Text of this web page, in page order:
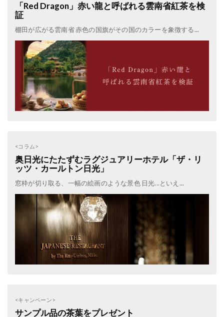
「Red Dragon」赤い龍と呼ばれる雲南省紅茶を検
証
棚田が広がる雲南省 赤色の国旗がその国のカラーを象徴する...
<コラム>
奥日光にたたずむラグジュアリーホテル「ザ・リ
ッツ・カールトン日光」
窓枠が切り取る、一幅の絵画のような景色 日光...といえ...
<キャンペーン>
サンプル品の茶葉をプレゼント